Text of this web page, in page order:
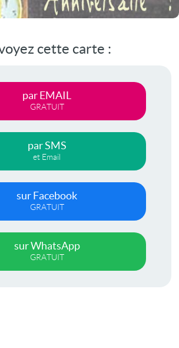
cette carte :
par EMAIL
GRATUIT
par SMS
et Email
sur Facebook
GRATUIT
sur WhatsApp
GRATUIT